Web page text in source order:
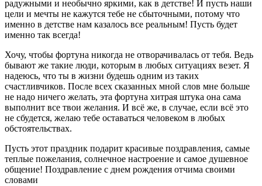
радужными и необычно яркими, как в детстве! И пусть наши
цели и мечты не кажутся тебе не сбыточными, потому что
именно в детстве нам казалось все реальным! Пусть будет
именно так всегда!
Хочу, чтобы фортуна никогда не отворачивалась от тебя. Ведь
бывают же такие люди, которым в любых ситуациях везет. Я
надеюсь, что ты в жизни будешь одним из таких
счастливчиков. После всех сказанных мной слов мне больше
не надо ничего желать, эта фортуна хитрая штука она сама
выполнит все твои желания. И всё же, в случае, если всё это
не сбудется, желаю тебе оставаться человеком в любых
обстоятельствах.
Пусть этот праздник подарит красивые поздравления, самые
теплые пожелания, солнечное настроение и самое душевное
общение! Поздравление с днем рождения отчима своими
словами